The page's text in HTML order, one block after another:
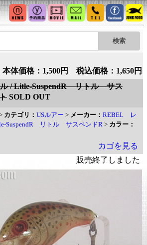
本体価格：1,500円 税込価格：1,650円
/ Litle-SuspendR リトル サス
SOLD OUT
カテゴリ： USルアー > メーカー： REBEL レ
SuspendR リトル サスペンドR > カラー：
カゴを見る
販売終了しました